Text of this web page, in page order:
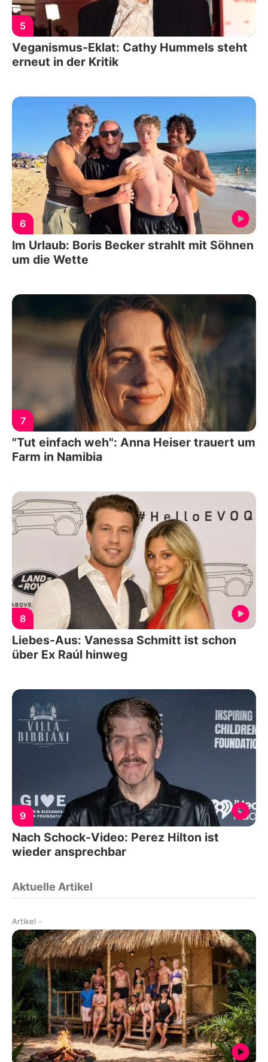
5
Veganismus-Eklat: Cathy Hummels steht
erneut in der Kritik
6
Im Urlaub: Boris Becker strahlt mit Söhnen
um die Wette
7
"Tut einfach weh": Anna Heiser trauert um
Farm in Namibia
8
Liebes-Aus: Vanessa Schmitt ist schon
über Ex Raúl hinweg
9
Nach Schock-Video: Perez Hilton ist
wieder ansprechbar
Aktuelle Artikel
Artikel -